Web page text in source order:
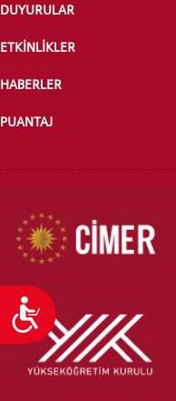
Ulaşılabilirlik
LİSANS ADAY ÖĞRENCİ
DUYURULAR
ETKİNLİKLER
HABERLER
PUANTAJ